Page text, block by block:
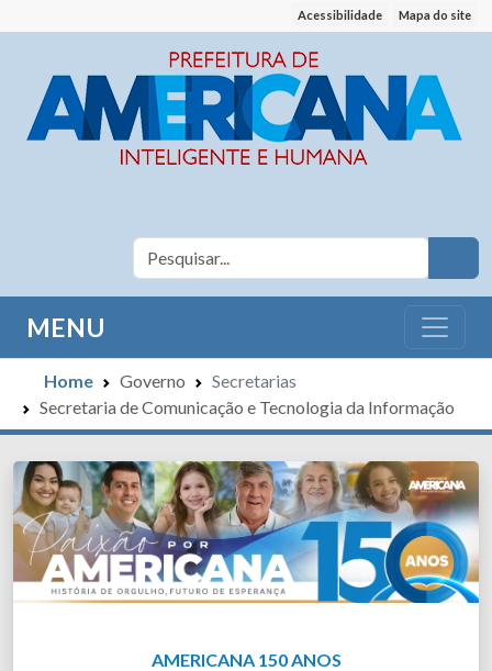
Acessibilidade Mapa do site
MENU
Home Governo
Secretarias
Secretaria de Comunicação e Tecnologia da Informação
AMERICANA 150 ANOS